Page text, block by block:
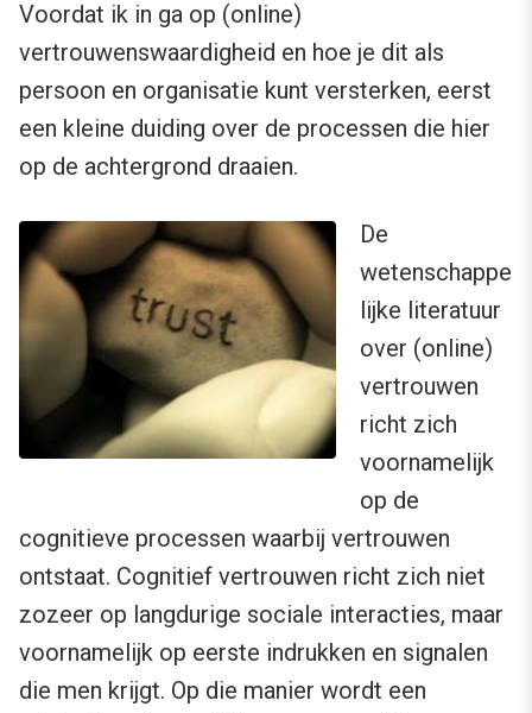
Voordat ik in ga op (online)
vertrouwenswaardigheid en hoe je dit als
persoon en organisatie kunt versterken, eerst
een kleine duiding over de processen die hier
op de achtergrond draaien.
De
wetenschappe
lijke literatuur
over (online)
vertrouwen
richt zich
voornamelijk
op de
cognitieve processen waarbij vertrouwen
ontstaat. Cognitief vertrouwen richt zich niet
zozeer op langdurige sociale interacties, maar
voornamelijk op eerste indrukken en signalen
die men krijgt. Op die manier wordt een